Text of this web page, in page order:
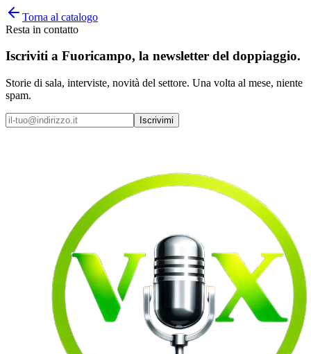
Torna al catalogo
Resta in contatto
Iscriviti a Fuoricampo, la newsletter del doppiaggio.
Storie di sala, interviste, novità del settore. Una volta al mese, niente
spam.
Iscrivimi